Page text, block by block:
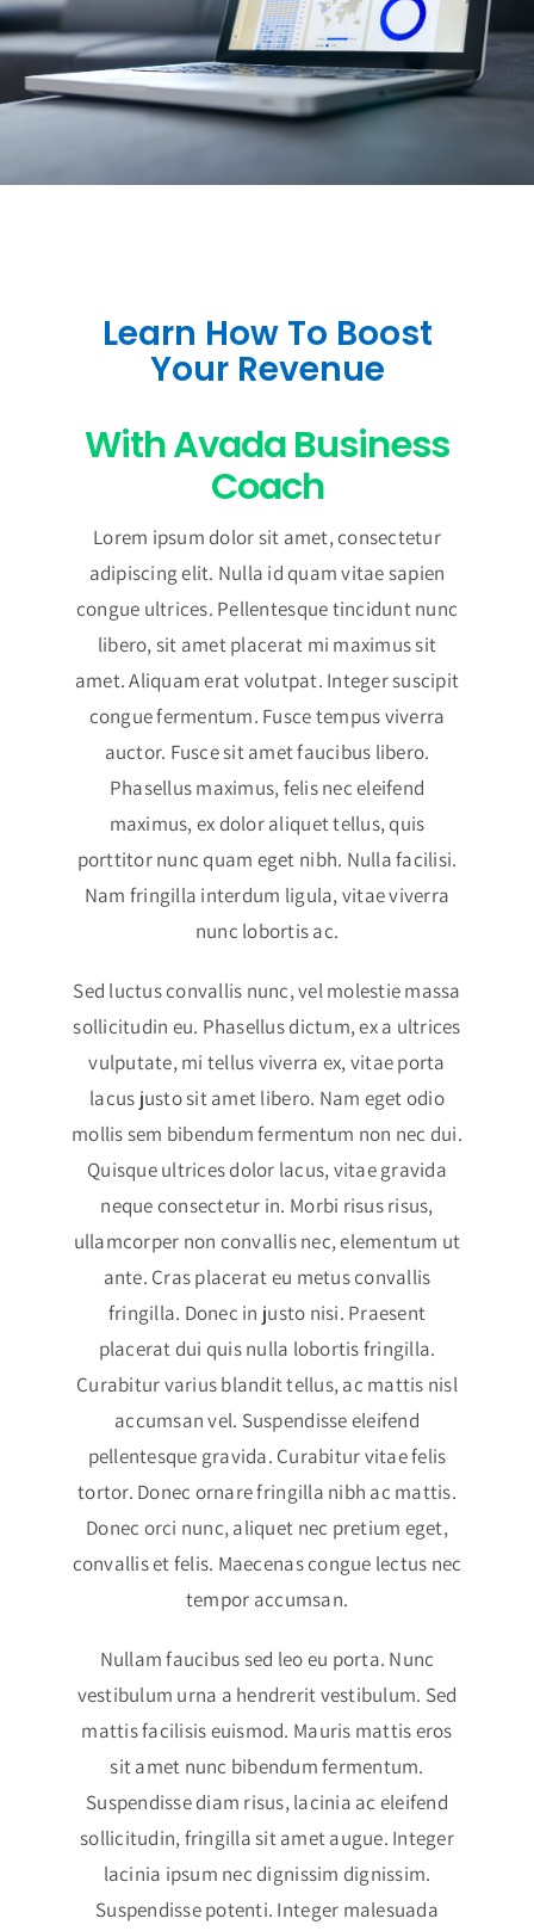
Learn How To Boost
Your Revenue
With Avada Business
Coach
Lorem ipsum dolor sit amet, consectetur
adipiscing elit. Nulla id quam vitae sapien
congue ultrices. Pellentesque tincidunt nunc
libero, sit amet placerat mi maximus sit
amet. Aliquam erat volutpat. Integer suscipit
congue fermentum. Fusce tempus viverra
auctor. Fusce sit amet faucibus libero.
Phasellus maximus, felis nec eleifend
maximus, ex dolor aliquet tellus, quis
porttitor nunc quam eget nibh. Nulla facilisi.
Nam fringilla interdum ligula, vitae viverra
nunc lobortis ac.
Sed luctus convallis nunc, vel molestie massa
sollicitudin eu. Phasellus dictum, ex a ultrices
vulputate, mi tellus viverra ex, vitae porta
lacus justo sit amet libero. Nam eget odio
mollis sem bibendum fermentum non nec dui.
Quisque ultrices dolor lacus, vitae gravida
neque consectetur in. Morbi risus risus,
ullamcorper non convallis nec, elementum ut
ante. Cras placerat eu metus convallis
fringilla. Donec in justo nisi. Praesent
placerat dui quis nulla lobortis fringilla.
Curabitur varius blandit tellus, ac mattis nisl
accumsan vel. Suspendisse eleifend
pellentesque gravida. Curabitur vitae felis
tortor. Donec ornare fringilla nibh ac mattis.
Donec orci nunc, aliquet nec pretium eget,
convallis et felis. Maecenas congue lectus nec
tempor accumsan.
Nullam faucibus sed leo eu porta. Nunc
vestibulum urna a hendrerit vestibulum. Sed
mattis facilisis euismod. Mauris mattis eros
sit amet nunc bibendum fermentum.
Suspendisse diam risus, lacinia ac eleifend
sollicitudin, fringilla sit amet augue. Integer
lacinia ipsum nec dignissim dignissim.
Suspendisse potenti. Integer malesuada